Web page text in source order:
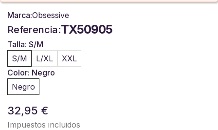
Marca:Obsessive
Referencia:TX50905
Talla: S/M
S/M
L/XL
XXL
Color: Negro
Negro
32,95 €
Impuestos incluidos